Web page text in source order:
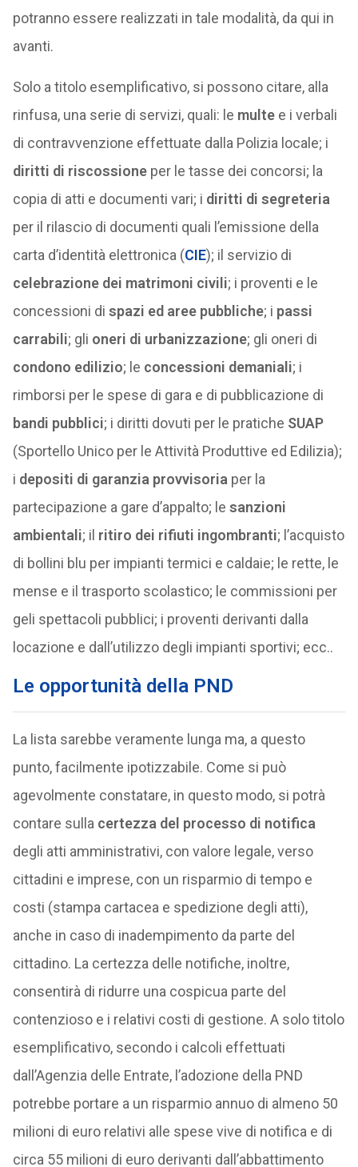
potranno essere realizzati in tale modalità, da qui in
avanti.
Solo a titolo esemplificativo, si possono citare, alla
rinfusa, una serie di servizi, quali: le multee i verbali
di contravvenzione effettuate dalla Polizia locale; i
diritti di riscossioneper le tasse dei concorsi; la
copia di atti e documenti vari; i diritti di segreteria
per il rilascio di documenti quali l’emissione della
carta d’identità elettronica (CIE); il servizio di
celebrazione dei matrimoni civili; i proventi e le
concessioni di spazi ed aree pubbliche; i passi
carrabili; gli oneri di urbanizzazione; gli oneri di
condono edilizio; le concessioni demaniali; i
rimborsi per le spese di gara e di pubblicazione di
bandi pubblici; i diritti dovuti per le pratiche SUAP
(Sportello Unico per le Attività Produttive ed Edilizia);
i depositi di garanzia provvisoriaper la
partecipazione a gare d’appalto; le sanzioni
ambientali; il ritiro dei rifiuti ingombranti; l’acquisto
di bollini blu per impianti termici e caldaie; le rette, le
mense e il trasporto scolastico; le commissioni per
geli spettacoli pubblici; i proventi derivanti dalla
locazione e dall’utilizzo degli impianti sportivi; ecc..
Le opportunità della PND
La lista sarebbe veramente lunga ma, a questo
punto, facilmente ipotizzabile. Come si può
agevolmente constatare, in questo modo, si potrà
contare sulla certezza del processo di notifica
degli atti amministrativi, con valore legale, verso
cittadini e imprese, con un risparmio di tempo e
costi (stampa cartacea e spedizione degli atti),
anche in caso di inadempimento da parte del
cittadino. La certezza delle notifiche, inoltre,
consentirà di ridurre una cospicua parte del
contenzioso e i relativi costi di gestione. A solo titolo
esemplificativo, secondo i calcoli effettuati
dall’Agenzia delle Entrate, l’adozione della PND
potrebbe portare a un risparmio annuo di almeno 50
milioni di euro relativi alle spese vive di notifica e di
circa 55 milioni di euro derivanti dall’abbattimento